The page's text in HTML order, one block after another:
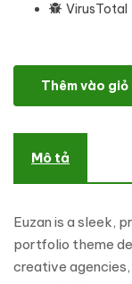
VirusTotal
Euzan - Personal
Thêm vào giỏ
Mô tả
Euzan is a sleek,
portfolio theme
creative